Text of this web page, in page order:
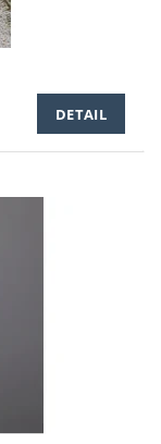
DETAIL